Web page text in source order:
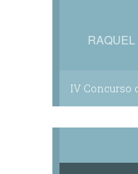
IV Concurso